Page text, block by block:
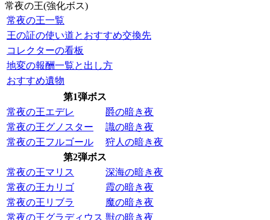
常夜の王(強化ボス)
常夜の王一覧
王の証の使い道とおすすめ交換先
コレクターの看板
地変の報酬一覧と出し方
おすすめ遺物
第1弾ボス
常夜の王エデレ
爵の暗き夜
常夜の王グノスター
識の暗き夜
常夜の王フルゴール
狩人の暗き夜
第2弾ボス
常夜の王マリス
深海の暗き夜
常夜の王カリゴ
霞の暗き夜
常夜の王リブラ
魔の暗き夜
常夜の王グラディウス 獣の暗き夜